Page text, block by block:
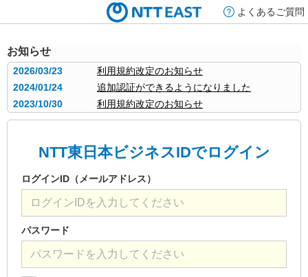
よくあるご質問
お知らせ
2026/03/23
利用規約改定のお知らせ
2024/01/24
追加認証ができるようになりました
2023/10/30
利用規約改定のお知らせ
NTT東日本ビジネスIDでログイン
ログインID（メールアドレス）
パスワード